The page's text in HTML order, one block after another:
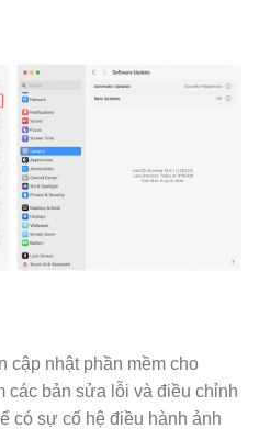
cập nhật phần mềm cho
các bản sửa lỗi và điều chỉnh
có sự cố hệ điều hành ảnh